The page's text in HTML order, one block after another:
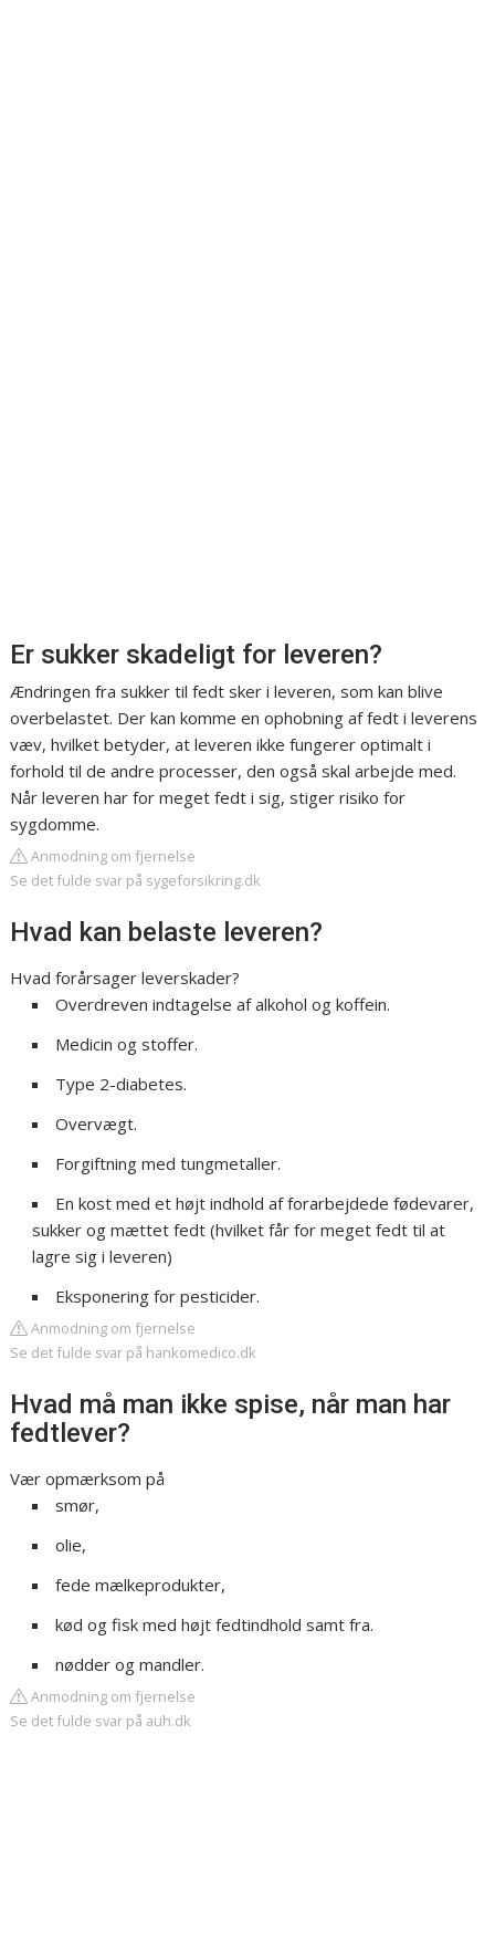
Er sukker skadeligt for leveren?
Ændringen fra sukker til fedt sker i leveren, som kan blive
overbelastet. Der kan komme en ophobning af fedt i leverens
væv, hvilket betyder, at leveren ikke fungerer optimalt i
forhold til de andre processer, den også skal arbejde med.
Når leveren har for meget fedt i sig, stiger risiko for
sygdomme.
Anmodning om fjernelse
Se det fulde svar på sygeforsikring.dk
Hvad kan belaste leveren?
Hvad forårsager leverskader?
Overdreven indtagelse af alkohol og koffein.
Medicin og stoffer.
Type 2-diabetes.
Overvægt.
Forgiftning med tungmetaller.
En kost med et højt indhold af forarbejdede fødevarer,
sukker og mættet fedt (hvilket får for meget fedt til at
lagre sig i leveren)
Eksponering for pesticider.
Anmodning om fjernelse
Se det fulde svar på hankomedico.dk
Hvad må man ikke spise, når man har
fedtlever?
Vær opmærksom på
smør,
olie,
fede mælkeprodukter,
kød og fisk med højt fedtindhold samt fra.
nødder og mandler.
Anmodning om fjernelse
Se det fulde svar på auh.dk